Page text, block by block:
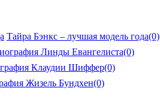
Тайра Бэнкс – лучшая модель года(0)
Линды Евангелиста(0)
Клаудии Шиффер(0)
Жизель Бундхен(0)